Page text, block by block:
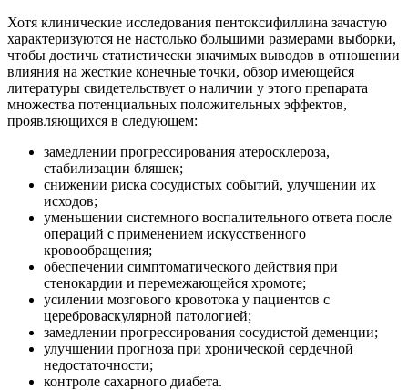
Хотя клинические исследования пентоксифиллина зачастую
характеризуются не настолько большими размерами выборки,
чтобы достичь статистически значимых выводов в отношении
влияния на жесткие конечные точки, обзор имеющейся
литературы свидетельствует о наличии у этого препарата
множества потенциальных положительных эффектов,
проявляющихся в следующем:
замедлении прогрессирования атеросклероза,
стабилизации бляшек;
снижении риска сосудистых событий, улучшении их
исходов;
уменьшении системного воспалительного ответа после
операций с применением искусственного
кровообращения;
обеспечении симптоматического действия при
стенокардии и перемежающейся хромоте;
усилении мозгового кровотока у пациентов с
цереброваскулярной патологией;
замедлении прогрессирования сосудистой деменции;
улучшении прогноза при хронической сердечной
недостаточности;
контроле сахарного диабета.